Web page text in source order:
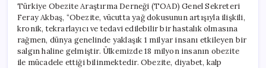
Türkiye Obezite Araştırma Derneği (TOAD) Genel Sekreteri
Feray Akbaş, “Obezite, vücutta yağ dokusunun artışıyla ilişkili,
kronik, tekrarlayıcı ve tedavi edilebilir bir hastalık olmasına
rağmen, dünya genelinde yaklaşık 1 milyar insanı etkileyen bir
salgın haline gelmiştir. Ülkemizde 18 milyon insanın obezite
ile mücadele ettiği bilinmektedir. Obezite, diyabet, kalp